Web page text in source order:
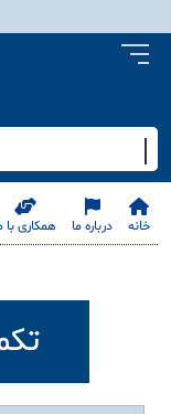
خانه درباره ما همکاری با